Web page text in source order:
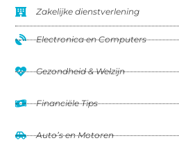
Zakelijke dienstverlening
Electronica en Computers
Gezondheid & Welzijn
Financiële Tips
Auto’s en Motoren